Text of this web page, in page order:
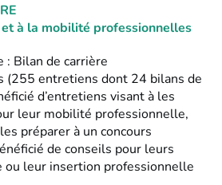
et à la mobilité professionnelles
: Bilan de carrière
(255 entretiens dont 24 bilans de
d’entretiens visant à les
leur mobilité professionnelle,
préparer à un concours
de conseils pour leurs
ou leur insertion professionnelle